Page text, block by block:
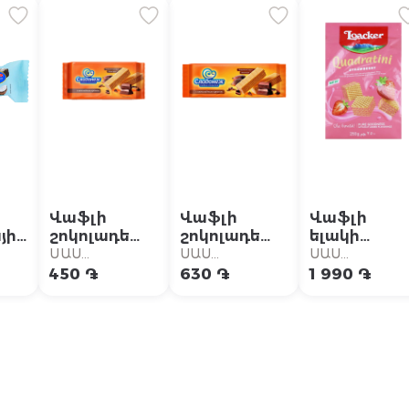
Վաֆլի
շոկոլադե
կրեմով
"Сладонеж"
ՍԱՍ
Սուպերմարկետ
450 ֏
Վաֆլի
շոկոլադե
կրեմով
"Сладонеж"
ՍԱՍ
Սուպերմարկետ
630 ֏
Վաֆլի
ելակի
կրեմով
"Loacker
ՍԱՍ
Սուպերմարկետ
1 990 ֏